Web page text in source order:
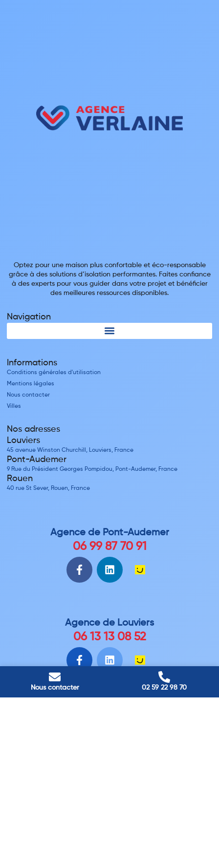
Nous contacter 02 59 22 98 70
Optez pour une maison plus confortable et éco-responsable
grâce à des solutions d’isolation performantes. Faites confiance
à des experts pour vous guider dans votre projet et bénéficier
des meilleures ressources disponibles.
Navigation
Informations
Conditions générales d'utilisation
Mentions légales
Nous contacter
Villes
Nos adresses
Louviers
45 avenue Winston Churchill, Louviers, France
Pont-Audemer
9 Rue du Président Georges Pompidou, Pont-Audemer, France
Rouen
40 rue St Sever, Rouen, France
Agence de Pont-Audemer
06 99 87 70 91
Agence de Louviers
06 13 13 08 52